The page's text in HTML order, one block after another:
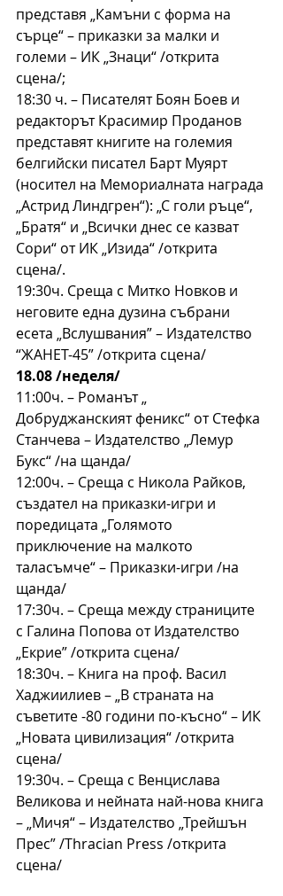
представя „Камъни с форма на
сърце“ – приказки за малки и
големи – ИК „Знаци“ /открита
сцена/;
18:30 ч. – Писателят Боян Боев и
редакторът Красимир Проданов
представят книгите на големия
белгийски писател Барт Муярт
(носител на Мемориалната награда
„Астрид Линдгрен“): „С голи ръце“,
„Братя“ и „Всички днес се казват
Сори“ от ИК „Изида“ /открита
сцена/.
19:30ч. Среща с Митко Новков и
неговите една дузина събрани
есета „Вслушвания” – Издателство
“ЖАНЕТ-45” /открита сцена/
18.08 /неделя/
11:00ч. – Романът „
Добруджанският феникс“ от Стефка
Станчева – Издателство „Лемур
Букс“ /на щанда/
12:00ч. – Среща с Никола Райков,
създател на приказки-игри и
поредицата „Голямото
приключение на малкото
таласъмче“ – Приказки-игри /на
щанда/
17:30ч. – Среща между страниците
с Галина Попова от Издателство
„Екрие” /открита сцена/
18:30ч. – Книга на проф. Васил
Хаджиилиев – „В страната на
съветите -80 години по-късно“ – ИК
„Новата цивилизация“ /открита
сцена/
19:30ч. – Среща с Венцислава
Великова и нейната най-нова книга
– „Мичя“ – Издателство „Трейшън
Прес” /Thracian Press /открита
сцена/